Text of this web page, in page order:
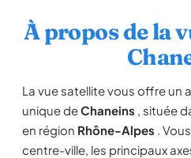
À propos de la
La vue satellite vous offre un
unique deChaneins , située
en région Rhône-Alpes .
centre-ville, les principaux